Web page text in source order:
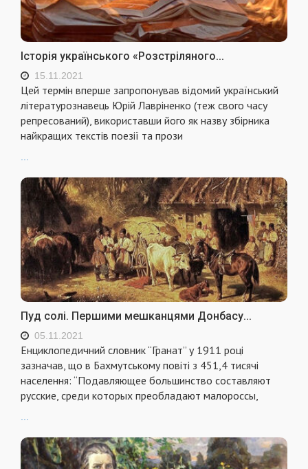
Історія українського «Розстріляного...
15.11.2021
Цей термін вперше запропонував відомий український
літературознавець Юрій Лавріненко (теж свого часу
репресований), використавши його як назву збірника
найкращих текстів поезії та прози
...
Пуд солі. Першими мешканцями Донбасу...
05.11.2021
Енциклопедичний словник “Гранат” у 1911 році
зазначав, що в Бахмутському повіті з 451,4 тисячі
населення: “Подавляющее большинство составляют
русские, среди которых преобладают малороссы,